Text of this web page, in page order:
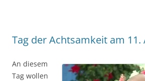
Tag der Achtsamkeit am 11.
An diesem
Tag wollen